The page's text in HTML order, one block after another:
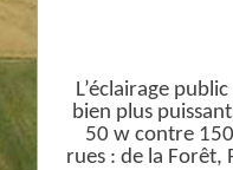
L’éclairage
bien plus
50 w contre
rues : de la Forêt,